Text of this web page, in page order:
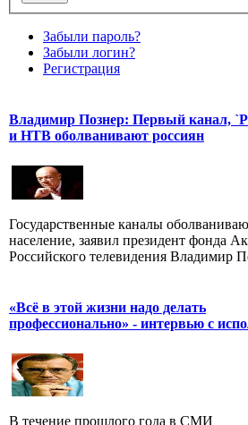
Забыли пароль?
Забыли логин?
Регистрация
Владимир Познер: Первый канал,
и НТВ оболванивают россиян
Государственные каналы
население, заявил президент фонда
Российского телевидения Владимир
«Всё в этой жизни надо делать
профессионально» - интервью с
В течение прошлого года в СМИ